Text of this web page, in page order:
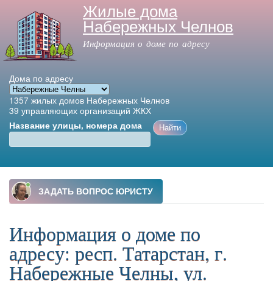
Перейти к
основному
содержанию
Жилые дома
Набережных Челнов
Информация о доме по адресу
Дома по адресу
1357 жилых домов Набережных Челнов
39 управляющих организаций ЖКХ
Название улицы, номера дома
Главное меню
Информация о доме по
адресу: респ. Татарстан, г.
Набережные Челны, ул.